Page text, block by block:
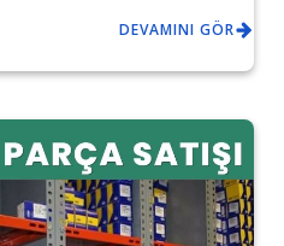
DEVAMINI GÖR